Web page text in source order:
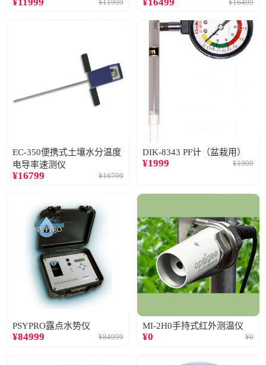
¥11999 ¥16499
EC-350便携式土壤水分温度
电导率速测仪
¥16799 ¥16799
DIK-8343 PF计（盆栽用）
¥1999 ¥1999
PSYPRO露点水势仪
¥84999 ¥84999
MI-2H0手持式红外测温仪
¥0 ¥0